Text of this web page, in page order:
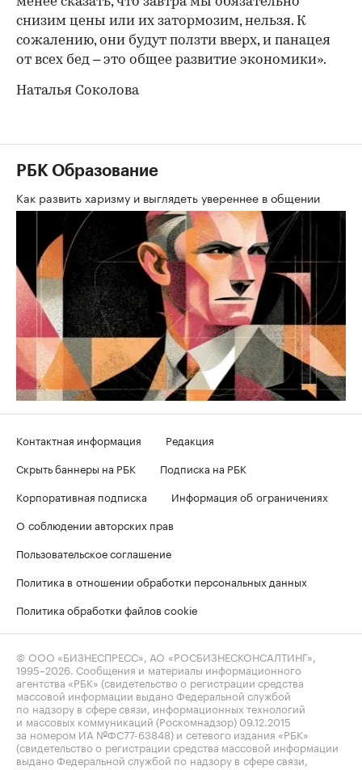
снизим цены или их затормозим, нельзя. К
сожалению, они будут ползти вверх, и панацея
от всех бед – это общее развитие экономики».
Наталья Соколова
РБК Образование
Как развить харизму и выглядеть увереннее в общении
Контактная информация
Редакция
Скрыть баннеры на РБК
Подписка на РБК
Корпоративная подписка
Информация об ограничениях
О соблюдении авторских прав
Пользовательское соглашение
Политика в отношении обработки персональных данных
Политика обработки файлов cookie
© ООО «БИЗНЕСПРЕСС», АО «РОСБИЗНЕСКОНСАЛТИНГ»,
1995–2026. Сообщения и материалы информационного
агентства «РБК» (свидетельство о регистрации средства
массовой информации выдано Федеральной службой
по надзору в сфере связи, информационных технологий
и массовых коммуникаций (Роскомнадзор) 09.12.2015
за номером ИА №ФС77-63848) и сетевого издания «РБК»
(свидетельство о регистрации средства массовой информации
выдано Федеральной службой по надзору в сфере связи,